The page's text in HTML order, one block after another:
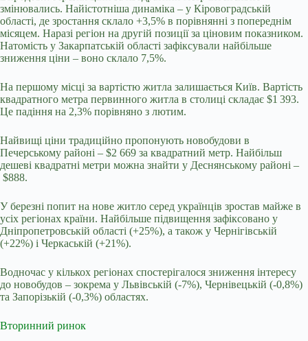
змінювались. Найістотніша динаміка – у Кіровоградській
області, де зростання склало +3,5% в порівнянні з попереднім
місяцем. Наразі регіон на другій позиції за ціновим показником.
Натомість у Закарпатській області зафіксували найбільше
зниження ціни – воно склало 7,5%.
На першому місці за вартістю житла залишається Київ. Вартість
квадратного метра первинного житла в столиці складає $1 393.
Це падіння на 2,3% порівняно з лютим.
Найвищі ціни традиційно пропонують новобудови в
Печерському районі – $2 669 за квадратний метр. Найбільш
дешеві квадратні метри можна знайти у Деснянському районі –
$888.
У березні попит на нове житло серед українців зростав майже в
усіх регіонах країни. Найбільше підвищення зафіксовано у
Дніпропетровській області (+25%), а також у Чернігівській
(+22%) і Черкаській (+21%).
Водночас у кількох регіонах спостерігалося зниження інтересу
до новобудов – зокрема у Львівській (-7%), Чернівецькій (-0,8%)
та Запорізькій (-0,3%) областях.
Вторинний ринок